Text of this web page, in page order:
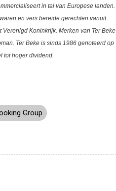
in tal van Europese landen.
en vers bereide gerechten vanuit
Koninkrijk. Merken van Ter Beke
Ter Beke is sinds 1986 genoteerd op
tot hoger dividend.
Group